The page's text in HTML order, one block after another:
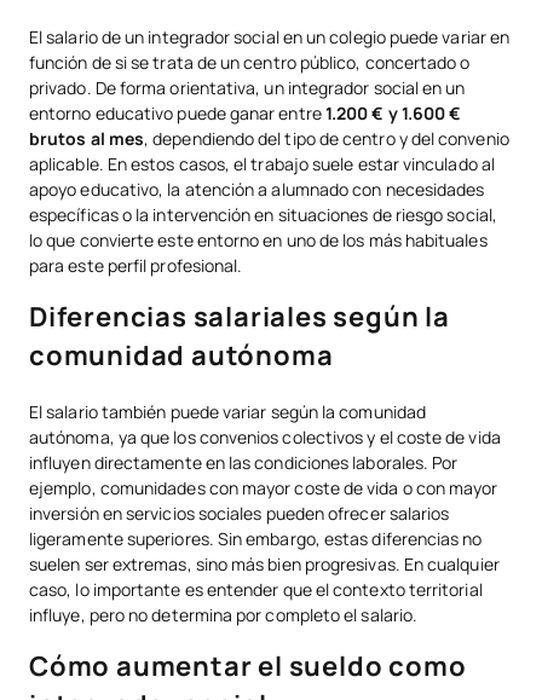
El salario de un integrador social en un colegio puede variar en
función de si se trata de un centro público, concertado o
privado. De forma orientativa, un integrador social en un
entorno educativo puede ganar entre1.200 € y 1.600 €
brutos al mes, dependiendo del tipo de centro y del convenio
aplicable. En estos casos, el trabajo suele estar vinculado al
apoyo educativo, la atención a alumnado con necesidades
específicas o la intervención en situaciones de riesgo social,
lo que convierte este entorno en uno de los más habituales
para este perfil profesional.
Diferencias salariales según la
comunidad autónoma
El salario también puede variar según la comunidad
autónoma, ya que los convenios colectivos y el coste de vida
influyen directamente en las condiciones laborales. Por
ejemplo, comunidades con mayor coste de vida o con mayor
inversión en servicios sociales pueden ofrecer salarios
ligeramente superiores. Sin embargo, estas diferencias no
suelen ser extremas, sino más bien progresivas. En cualquier
caso, lo importante es entender que el contexto territorial
influye, pero no determina por completo el salario.
Cómo aumentar el sueldo como